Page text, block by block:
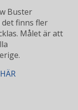
Buster
finns fler
Målet är att
HÄR